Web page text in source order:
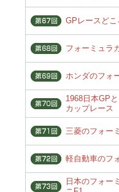
GPレースど
フォーミュラ
ホンダのフォ
1968日本GP
カップレース
三菱のフォー
軽自動車のフ
日本のフォー